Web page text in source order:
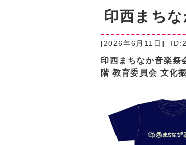
印西まち
[2026年6月11日]
印西まちなか音楽祭
階 教育委員会 文化